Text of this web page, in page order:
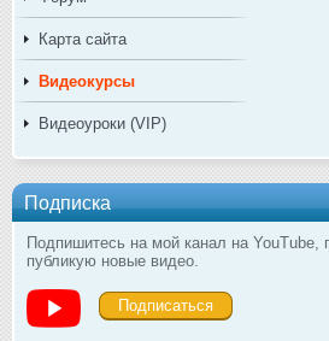
Карта сайта
Видеокурсы
Видеоуроки (VIP)
Подписка
Подпишитесь на мой канал на YouTube,
публикую новые видео.
Подписаться